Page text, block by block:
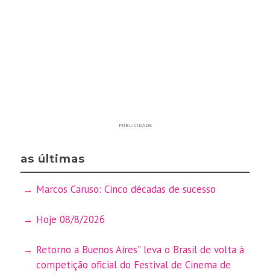
PUBLICIDADE
as últimas
Marcos Caruso: Cinco décadas de sucesso
Hoje 08/8/2026
Retorno a Buenos Aires” leva o Brasil de volta à
competição oficial do Festival de Cinema de